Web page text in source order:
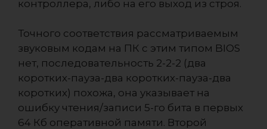
контроллера, либо на его выход из строя.
Точного соответствия рассматриваемым
звуковым кодам на ПК с этим типом BIOS
нет, последовательность 2-2-2 (два
коротких-пауза-два коротких-пауза-два
коротких) похожа, она указывает на
ошибку чтения/записи 5-гo бита в первых
64 Кб оперативной памяти. Второй